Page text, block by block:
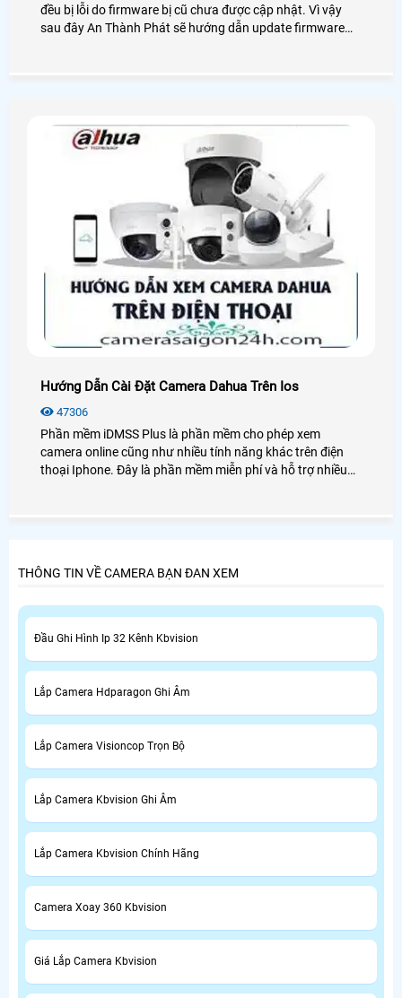
đều bị lỗi do firmware bị cũ chưa được cập nhật. Vì vậy
sau đây An Thành Phát sẽ hướng dẫn update firmware
Hướng Dẫn Cài Đặt Camera Dahua Trên Ios
47306
Phần mềm iDMSS Plus là phần mềm cho phép xem
camera online cũng như nhiều tính năng khác trên điện
thoại Iphone. Đây là phần mềm miễn phí và hỗ trợ nhiều
THÔNG TIN VỀ CAMERA BẠN ĐAN XEM
Đầu Ghi Hình Ip 32 Kênh Kbvision
Lắp Camera Hdparagon Ghi Âm
Lắp Camera Visioncop Trọn Bộ
Lắp Camera Kbvision Ghi Âm
Lắp Camera Kbvision Chính Hãng
Camera Xoay 360 Kbvision
Giá Lắp Camera Kbvision